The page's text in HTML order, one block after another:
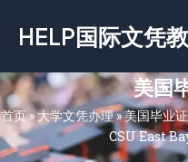
容
HELP国际文凭
美国
首页»大学文凭办理»美国毕业
CSU East